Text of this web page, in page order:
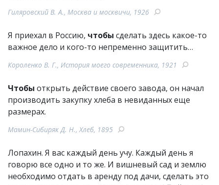
Гиляровский В. А., Москва и москвичи, 1926
Я приехал в Россию, чтобы сделать здесь какое-то
важное дело и кого-то непременно защитить…
Короленко В. Г., История моего современника, 1921
Чтобы открыть действие своего завода, он начал
производить закупку хлеба в невиданных еще
размерах.
Мамин-Сибиряк Д. Н., Хлеб, 1895
Лопахин. Я вас каждый день учу. Каждый день я
говорю все одно и то же. И вишневый сад и землю
необходимо отдать в аренду под дачи, сделать это